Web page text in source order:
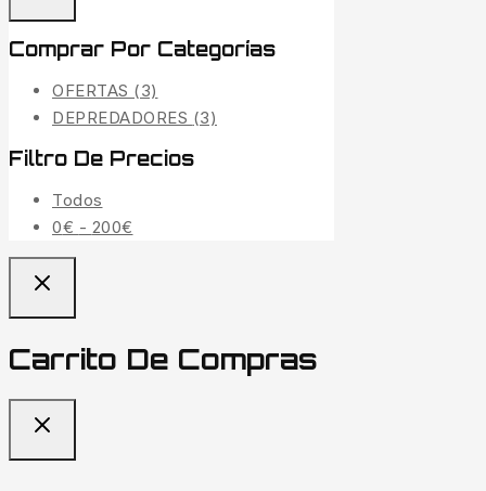
Comprar Por Categorías
OFERTAS (3)
DEPREDADORES (3)
Filtro De Precios
Todos
0€ - 200€
hasta
Carrito De Compras